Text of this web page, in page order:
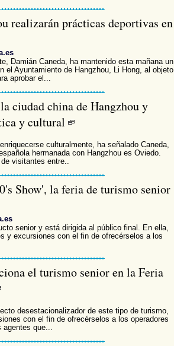
realizarán prácticas deportivas en
Damián Caneda, ha mantenido esta mañana un
el Ayuntamiento de Hangzhou, Li Hong, al objeto
aprobar el...
ciudad china de Hangzhou y
y cultural
culturalmente, ha señalado Caneda,
hermanada con Hangzhou es Oviedo.
visitantes entre..
Show', la feria de turismo senior
senior y está dirigida al público final. En ella,
y excursiones con el fin de ofrecérselos a los
el turismo senior en la Feria
desestacionalizador de este tipo de turismo,
con el fin de ofrecérselos a los operadores
que...